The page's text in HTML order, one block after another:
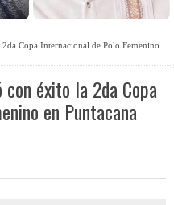
Copa Internacional de Polo Femenino
éxito la 2da Copa
en Puntacana